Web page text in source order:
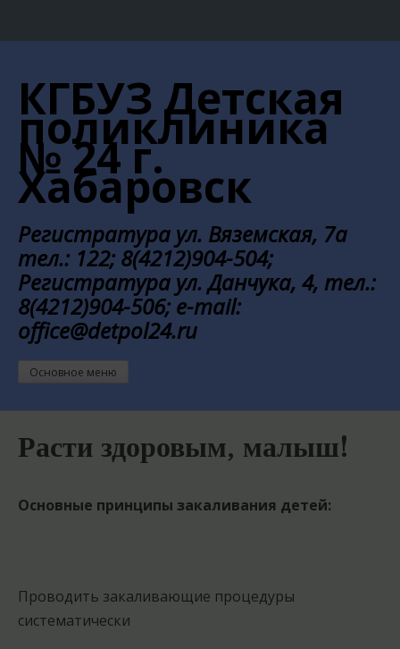
содержанию
КГБУЗ Детская
поликлиника
№ 24 г.
Хабаровск
Регистратура ул. Вяземская, 7а
тел.: 122; 8(4212)904-504;
Регистратура ул. Данчука, 4, тел.:
8(4212)904-506; e-mail:
office@detpol24.ru
Основное меню
Расти здоровым, малыш!
Основные принципы закаливания детей:
Проводить закаливающие процедуры
систематически